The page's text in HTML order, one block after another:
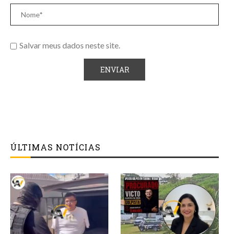
Salvar meus dados neste site.
ÚLTIMAS NOTÍCIAS